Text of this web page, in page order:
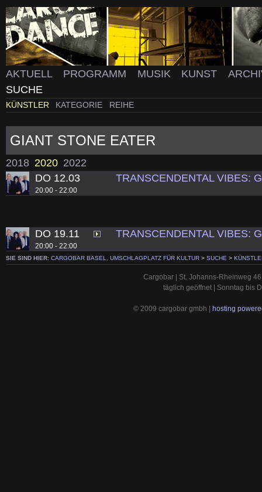
AKTUELL PROGRAMM MUSIK KUNST
SUCHE
KÜNSTLER KATEGORIE REIHE
GIANT STONE EATER
2018 2020 2022
DO 12.03
20:00 - 22:00
TRANSCENDENTAL VIBES:
DO 19.11
20:00 - 22:00
TRANSCENDENTAL VIBES:
SIE SIND HIER: CARGOBAR BASEL, UMSCHLAGPLATZ FÜR KULTUR > SUCHE >
Cargobar | St. Johanns-Rheinweg
täglich geöffnet | Sonntag bis
© 2009 cargobar gmbh | hosting